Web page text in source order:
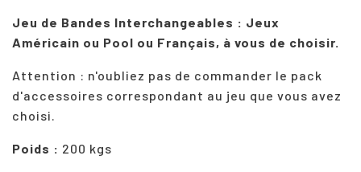
Jeu de Bandes Interchangeables : Jeux
Américain ou Pool ou Français, à vous de choisir.
Attention : n'oubliez pas de commander le pack
d'accessoires correspondant au jeu que vous avez
choisi.
Poids : 200 kgs